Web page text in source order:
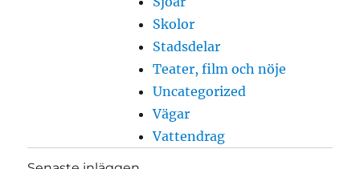
Skolor
Stadsdelar
Teater, film och nöje
Uncategorized
Vägar
Vattendrag